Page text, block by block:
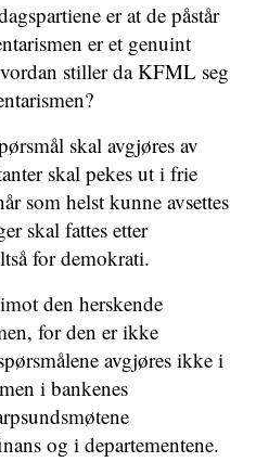
er at de påstår
er et genuint
stiller da KFML seg
skal avgjøres av
skal pekes ut i frie
som helst kunne avsettes
skal fattes etter
for demokrati.
den herskende
for den er ikke
avgjøres ikke i
i bankenes
og i departementene.